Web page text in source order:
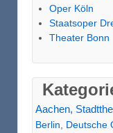
Oper Köln
Staatsoper
Theater Bonn
Aachen,
Berlin, Deutsche